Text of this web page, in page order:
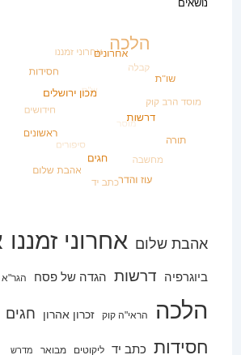
נושאים
אהבת שלום אחרוני זמננו
ביוגרפיה דרשות הגדה של פסח הגר"א
הלכה הראי"ה קוק זכרון אהרון חגים
חסידות כתב יד ליקוטים מבואר מדרש